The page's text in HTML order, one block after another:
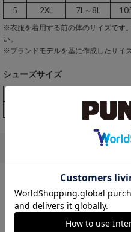
5
2XL 7L～8L
※衣服を着用する前の体のサイズです
い。
※ブランドモデルを基に作成したサイズ
シューズサイズ
1
ご利
当ショップについて
会員登録について